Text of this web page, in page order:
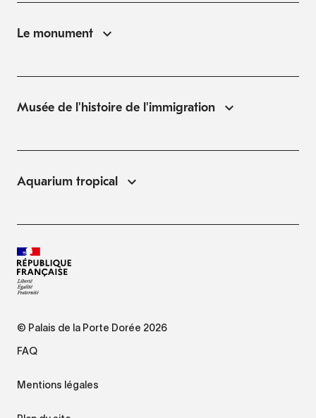
Le monument
Musée de l'histoire de l'immigration
Aquarium tropical
© Palais de la Porte Dorée 2026
FAQ
Mentions légales